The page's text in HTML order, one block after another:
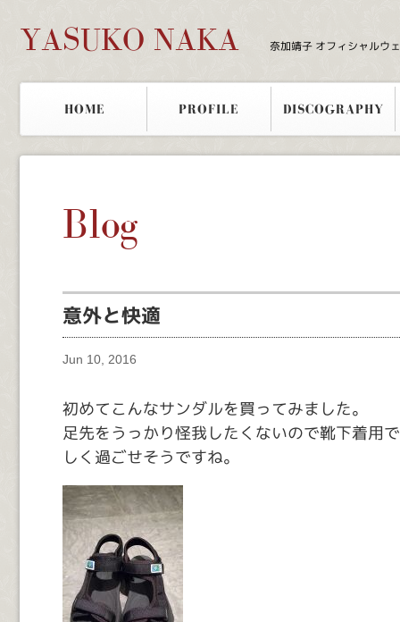
YASUKO NAKA 奈加靖子 オフィシャルウ
HOME PROFILE DISCOGRAPHY
Blog
意外と快適
Jun 10, 2016
初めてこんなサンダルを買ってみました。
足先をうっかり怪我したくないので靴下着用
しく過ごせそうですね。